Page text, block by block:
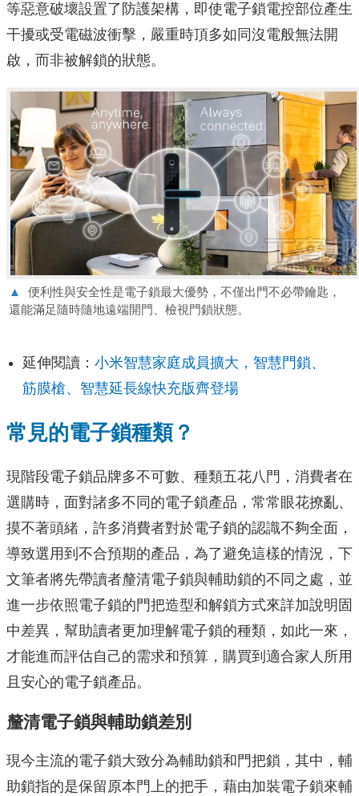
等惡意破壞設置了防護架構，即使電子鎖電控部位產生
干擾或受電磁波衝擊，嚴重時頂多如同沒電般無法開
啟，而非被解鎖的狀態。
▲
便利性與安全性是電子鎖最大優勢，不僅出門不必帶鑰匙，
還能滿足隨時隨地遠端開門、檢視門鎖狀態。
延伸閱讀： 小米智慧家庭成員擴大，智慧門鎖、
筋膜槍、智慧延長線快充版齊登場
常見的電子鎖種類？
現階段電子鎖品牌多不可數、種類五花八門，消費者在
選購時，面對諸多不同的電子鎖產品，常常眼花撩亂、
摸不著頭緒，許多消費者對於電子鎖的認識不夠全面，
導致選用到不合預期的產品，為了避免這樣的情況，下
文筆者將先帶讀者釐清電子鎖與輔助鎖的不同之處，並
進一步依照電子鎖的門把造型和解鎖方式來詳加說明固
中差異，幫助讀者更加理解電子鎖的種類，如此一來，
才能進而評估自己的需求和預算，購買到適合家人所用
且安心的電子鎖產品。
釐清電子鎖與輔助鎖差別
現今主流的電子鎖大致分為輔助鎖和門把鎖，其中，輔
助鎖指的是保留原本門上的把手，藉由加裝電子鎖來輔